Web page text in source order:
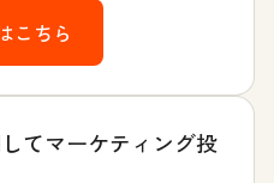
こちら
てマーケティング投